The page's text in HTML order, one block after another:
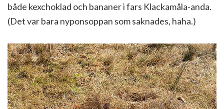
både kexchoklad och bananer i fars Klackamåla-anda.
(Det var bara nyponsoppan som saknades, haha.)